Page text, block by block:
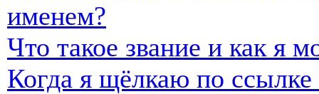
именем?
Что такое звание и как я
Когда я щёлкаю по